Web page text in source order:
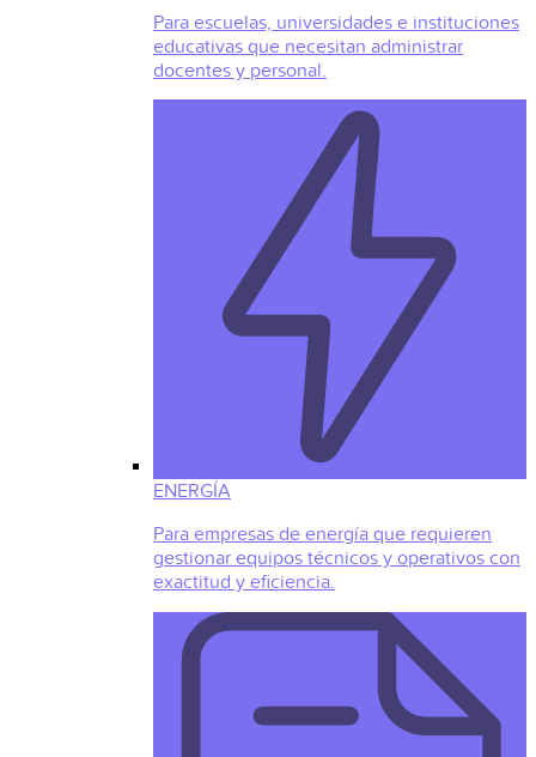
Para escuelas, universidades e instituciones
educativas que necesitan administrar
docentes y personal.
ENERGÍA
Para empresas de energía que requieren
gestionar equipos técnicos y operativos con
exactitud y eficiencia.